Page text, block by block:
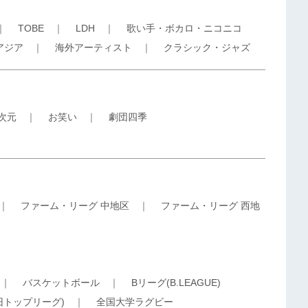
TOBE ｜ LDH ｜ 歌い手・ボカロ・ニコニコ
ジア ｜ 海外アーティスト ｜ クラシック・ジャズ
元 ｜ お笑い ｜ 劇団四季
ファーム・リーグ 中地区 ｜ ファーム・リーグ 西地
バスケットボール ｜ Bリーグ(B.LEAGUE)
トップリーグ) ｜ 全国大学ラグビー